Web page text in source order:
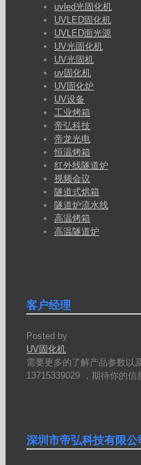
uvled光固化机
UVLED固化机
UVLED面光源
UV光固化机
UV光固机
uv固化机
UV固化炉
UV设备
工业烤箱
帝弘科技
帝龙光电
恒温烤箱
红外线隧道炉
视频会议
隧道式烘箱
隧道炉流水线
高温烤箱
高温隧道炉
客户经理
Posted by
UV固化机
需要更多的了解产品参数以
13715339029 ，期待你的信
深圳市帝弘科技有限公